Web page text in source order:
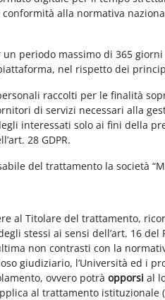
alla normativa
periodo massimo di 365
nel rispetto dei
raccolti per le finalità
di servizi necessari alla
interessati solo ai fini della
28 GDPR.
del trattamento la società
al Titolare del trattamento,
stessi ai sensi dell’art. 16
non contrasti con la
giudiziario, l’Università ed i
ovvero potràopporsi al
al trattamento istituzionale